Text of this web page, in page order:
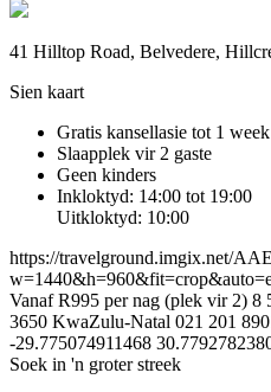
41 Hilltop Road, Belvedere,
Sien kaart
Gratis kansellasie tot 1
Slaapplek vir 2 gaste
Geen kinders
Inkloktyd: 14:00 tot 19:00
Uitkloktyd: 10:00
https://travelground.imgix.net/
Vanaf R995 per nag (plek vir 2) 8
3650 KwaZulu-Natal 021 201
-29.775074911468
Soek in 'n groter streek